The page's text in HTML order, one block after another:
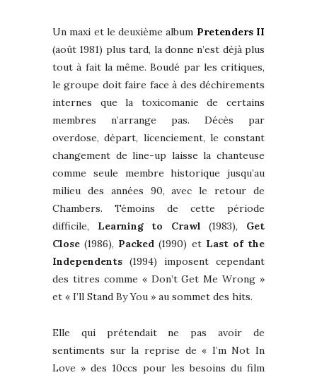
Un maxi et le deuxième album Pretenders II
(août 1981) plus tard, la donne n’est déjà plus
tout à fait la même. Boudé par les critiques,
le groupe doit faire face à des déchirements
internes que la toxicomanie de certains
membres n’arrange pas. Décès par
overdose, départ, licenciement, le constant
changement de line-up laisse la chanteuse
comme seule membre historique jusqu’au
milieu des années 90, avec le retour de
Chambers. Témoins de cette période
difficile, Learning to Crawl(1983), Get
Close(1986), Packed(1990) et Last of the
Independents (1994) imposent cependant
des titres comme « Don’t Get Me Wrong »
et « I’ll Stand By You » au sommet des hits.
Elle qui prétendait ne pas avoir de
sentiments sur la reprise de « I’m Not In
Love » des 10ccs pour les besoins du film